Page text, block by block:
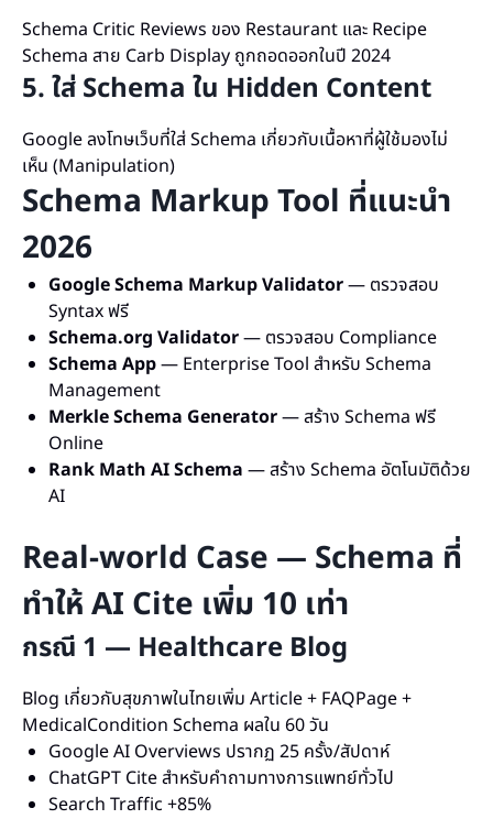
Schema Critic Reviews ของ Restaurant และ Recipe
Schema สาย Carb Display ถูกถอดออกในปี 2024
5. ใส่ Schema ใน Hidden Content
Google ลงโทษเว็บที่ใส่ Schema เกี่ยวกับเนื้อหาที่ผู้ใช้มองไม่
เห็น (Manipulation)
Schema Markup Tool ที่แนะนำ
2026
Google Schema Markup Validator— ตรวจสอบ
Syntax ฟรี
Schema.org Validator— ตรวจสอบ Compliance
Schema App— Enterprise Tool สำหรับ Schema
Management
Merkle Schema Generator— สร้าง Schema ฟรี
Online
Rank Math AI Schema — สร้าง Schema อัตโนมัติด้วย
AI
Real-world Case — Schema ที่
ทำให้ AI Cite เพิ่ม 10 เท่า
กรณี 1 — Healthcare Blog
Blog เกี่ยวกับสุขภาพในไทยเพิ่ม Article + FAQPage +
MedicalCondition Schema ผลใน 60 วัน
Google AI Overviews ปรากฏ 25 ครั้ง/สัปดาห์
ChatGPT Cite สำหรับคำถามทางการแพทย์ทั่วไป
Search Traffic +85%